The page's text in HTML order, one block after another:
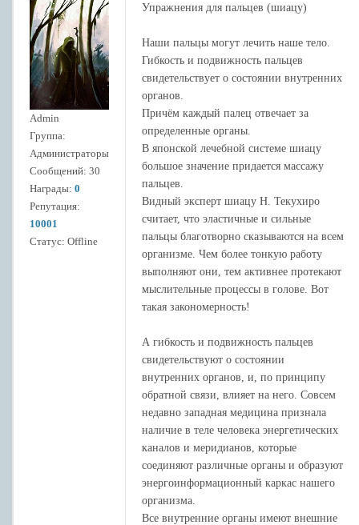
Admin
Группа:
Администраторы
Сообщений: 30
Награды: 0
Репутация:
10001
Статус: Offline
Упражнения для пальцев (шиацу)
Наши пальцы могут лечить наше тело.
Гибкость и подвижность пальцев
свидетельствует о состоянии внутренних
органов.
Причём каждый палец отвечает за
определенные органы.
В японской лечебной системе шиацу
большое значение придается массажу
пальцев.
Видный эксперт шиацу Н. Текухиро
считает, что эластичные и сильные
пальцы благотворно сказываются на всем
организме. Чем более тонкую работу
выполняют они, тем активнее протекают
мыслительные процессы в голове. Вот
такая закономерность!
А гибкость и подвижность пальцев
свидетельствуют о состоянии
внутренних органов, и, по принципу
обратной связи, влияет на него. Совсем
недавно западная медицина признала
наличие в теле человека энергетических
каналов и меридианов, которые
соединяют различные органы и образуют
энергоинформационный каркас нашего
организма.
Все внутренние органы имеют внешние